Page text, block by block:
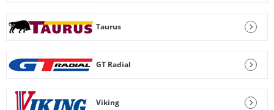
Taurus
GT Radial
Viking